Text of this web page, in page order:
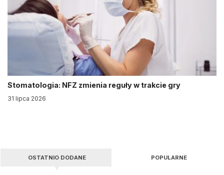
Stomatologia: NFZ zmienia reguły w trakcie gry
31 lipca 2026
OSTATNIO DODANE POPULARNE